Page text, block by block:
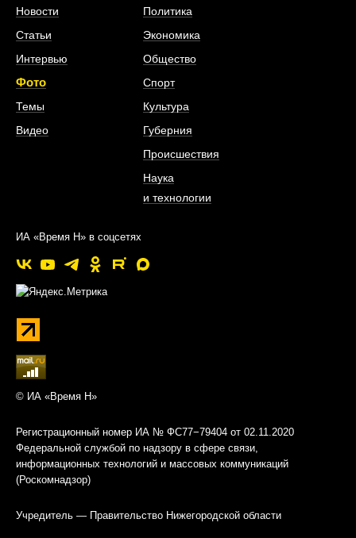
Новости
Статьи
Интервью
Фото
Темы
Видео
Политика
Экономика
Общество
Спорт
Культура
Губерния
Происшествия
Наука
и технологии
ИА «Время Н» в соцсетях
© ИА «Время Н»
Регистрационный номер ИА № ФС77−79404 от 02.11.2020
Федеральной службой по надзору в сфере связи,
информационных технологий и массовых коммуникаций
(Роскомнадзор)
Учредитель — Правительство Нижегородской области